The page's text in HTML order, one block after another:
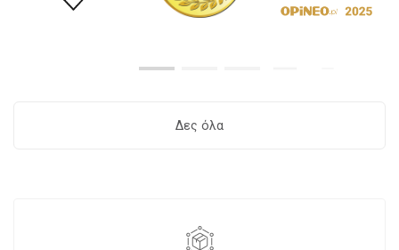
Δες όλα